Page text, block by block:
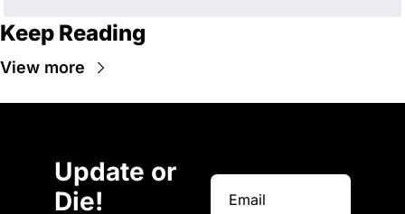
Keep Reading
View more
Update or
Die!